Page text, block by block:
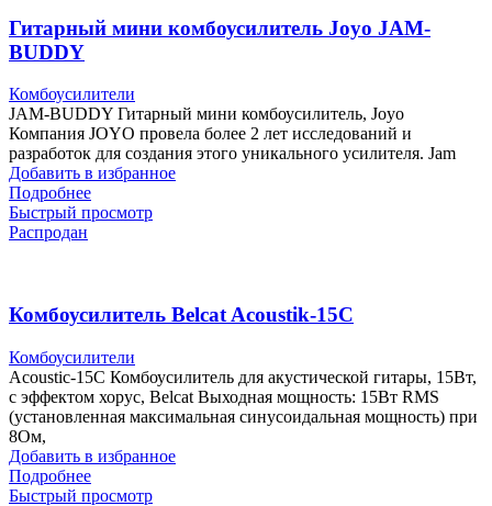
Гитарный мини комбоусилитель Joyo JAM-
BUDDY
Комбоусилители
JAM-BUDDY Гитарный мини комбоусилитель, Joyo
Компания JOYO провела более 2 лет исследований и
разработок для создания этого уникального усилителя. Jam
Добавить в избранное
Подробнее
Быстрый просмотр
Распродан
Комбоусилитель Belcat Acoustik-15C
Комбоусилители
Acoustic-15C Комбоусилитель для акустической гитары, 15Вт,
с эффектом хорус, Belcat Выходная мощность: 15Вт RMS
(установленная максимальная синусоидальная мощность) при
8Ом,
Добавить в избранное
Подробнее
Быстрый просмотр